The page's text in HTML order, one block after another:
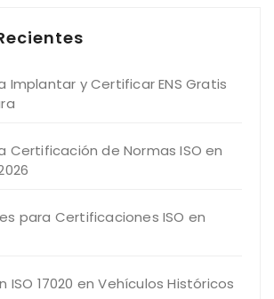
Implantar y Certificar ENS Gratis
Certificación de Normas ISO en
para Certificaciones ISO en
ISO 17020 en Vehículos Históricos